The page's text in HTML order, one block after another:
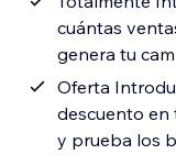
cuántas
genera tu
Oferta
descuento en
y prueba los